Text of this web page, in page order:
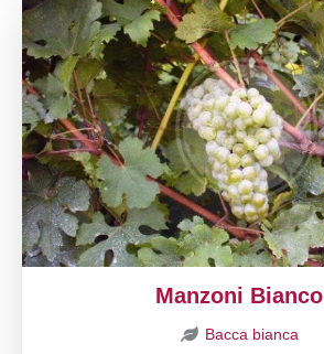
Manzoni Bianco
Bacca bianca